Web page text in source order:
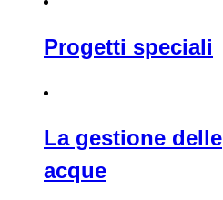
Progetti speciali
La gestione delle
acque